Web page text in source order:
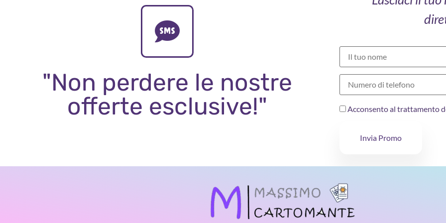
"Non perdere le nostre
offerte esclusive!"
Acconsento al trattamento
Invia Promo